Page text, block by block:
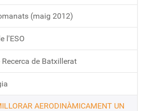
(maig 2012)
l'ESO
de Batxillerat
AERODINÀMICAMENT UN